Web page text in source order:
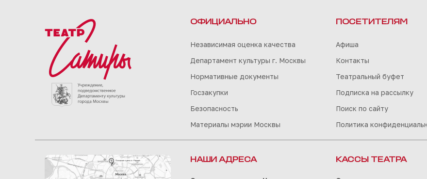
ОФИЦИАЛЬНО
Независимая оценка качества
Департамент культуры г. Москвы
Нормативные документы
Госзакупки
Безопасность
Материалы мэрии Москвы
ПОСЕТИТЕЛЯМ
Афиша
Контакты
Театральный буфет
Подписка на рассылку
Поиск по сайту
Политика
НАШИ АДРЕСА КАССЫ ТЕАТРА